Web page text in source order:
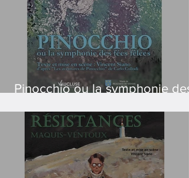
Pinocchio ou la symphonie des